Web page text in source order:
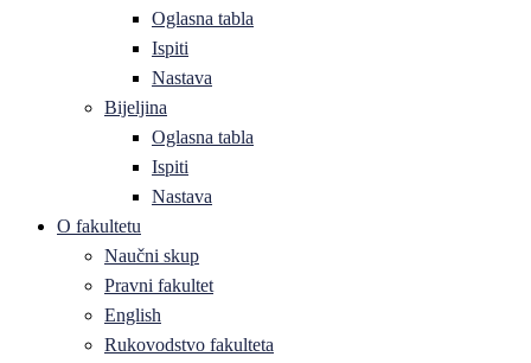
Oglasna tabla
Ispiti
Nastava
Bijeljina
Oglasna tabla
Ispiti
Nastava
O fakultetu
Naučni skup
Pravni fakultet
English
Rukovodstvo fakulteta